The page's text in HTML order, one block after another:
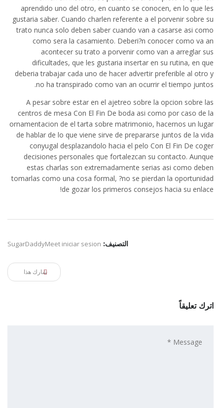
aprendido uno del otro, en cuanto se conocen, en lo que les
gustaria saber. Cuando charlen referente a el porvenir sobre su
trato nunca solo deben saber cuando van a casarse asi­ como
como sera la casamiento. Deberi?n conocer como va an
acontecer su trato a porvenir como van a arreglar sus
dificultades, que les gustaria insertar en su rutina, en que
deberia trabajar cada uno de hacer advertir preferible al otro y
no ha transpirado como van an ocurrir el tiempo juntos.
A pesar sobre estar en el ajetreo sobre la opcion sobre las
centros de mesa Con El Fin De boda asi­ como por caso de la
ornamentacion de el tarta sobre matrimonio, hacernos un lugar
de hablar de lo que viene sirve de prepararse juntos de la vida
conyugal desplazandolo hacia el pelo Con El Fin De coger
decisiones personales que fortalezcan su contacto. Aunque
estas charlas son extremadamente serias asi­ como deben
tomarlas como una cosa formal, ?no se pierdan la oportunidad
de gozar los primeros consejos hacia su enlace!
التصنيف: SugarDaddyMeet iniciar sesion
شارك هذا
اترك تعليقاً